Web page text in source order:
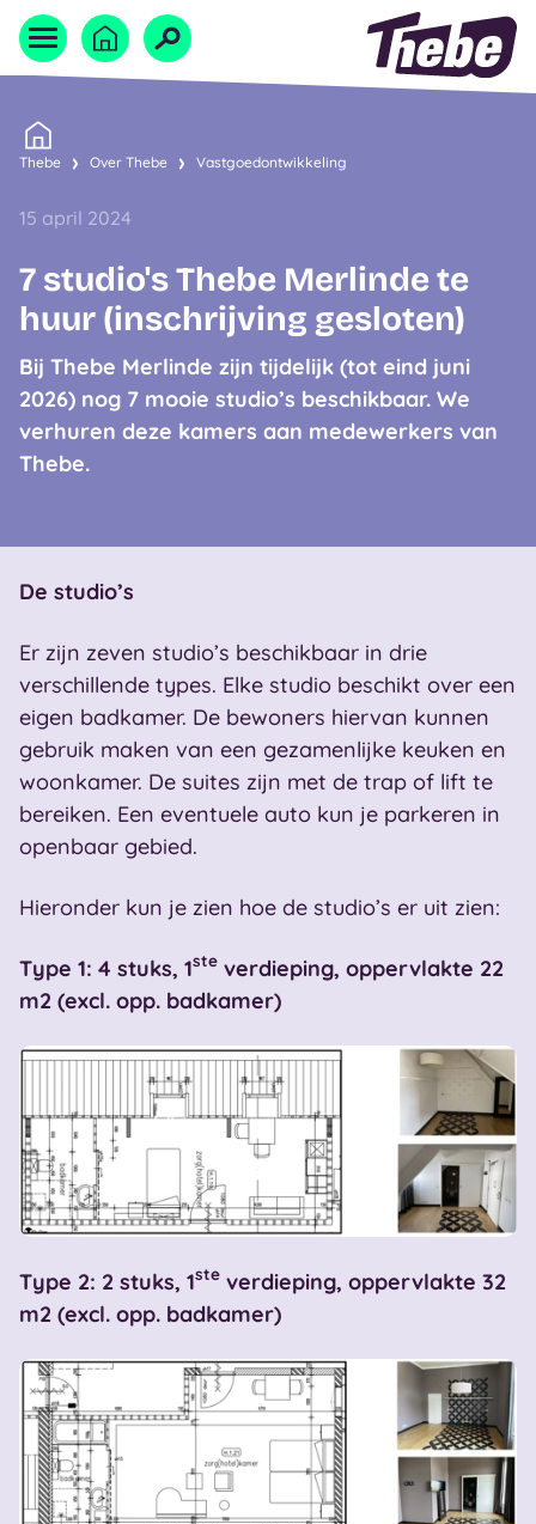
Home
Naar homepage
Thebe Over Thebe Vastgoedontwikkeling
15 april 2024
7 studio's Thebe Merlinde te
huur (inschrijving gesloten)
Bij Thebe Merlinde zijn tijdelijk (tot eind juni
2026) nog 7 mooie studio’s beschikbaar. We
verhuren deze kamers aan medewerkers van
Thebe.
De studio’s
Er zijn zeven studio’s beschikbaar in drie
verschillende types. Elke studio beschikt over een
eigen badkamer. De bewoners hiervan kunnen
gebruik maken van een gezamenlijke keuken en
woonkamer. De suites zijn met de trap of lift te
bereiken. Een eventuele auto kun je parkeren in
openbaar gebied.
Hieronder kun je zien hoe de studio’s er uit zien:
Type 1: 4 stuks, 1ste verdieping, oppervlakte 22
m2 (excl. opp. badkamer)
Type 2: 2 stuks, 1ste verdieping, oppervlakte 32
m2 (excl. opp. badkamer)